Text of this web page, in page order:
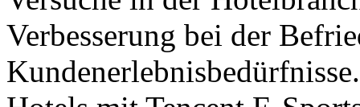
Verbesserung bei der